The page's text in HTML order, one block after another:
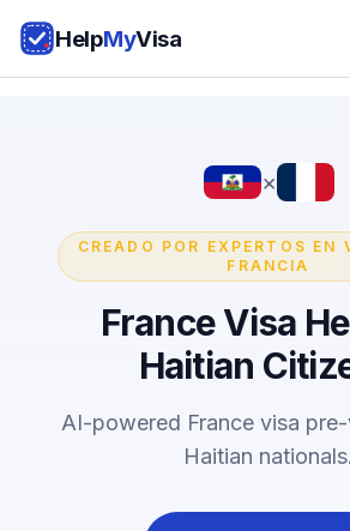
HelpMyVisa
×
CREADO POR EXPERTOS EN
FRANCIA
France Visa
Haitian
AI-powered France visa
Haitian nationals.